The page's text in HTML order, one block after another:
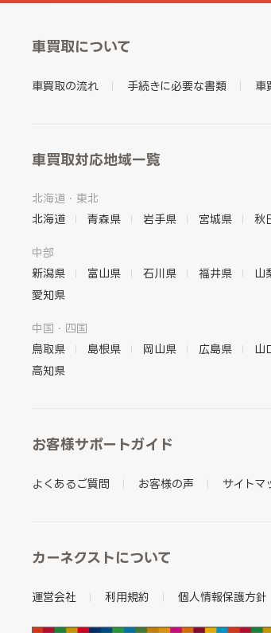
車買取について
車買取の流れ 手続きに必要な書類 車
車買取対応地域一覧
北海道・東北
北海道
青森県 岩手県 宮城県 秋
中部
新潟県
富山県 石川県 福井県 山
愛知県
中国・四国
鳥取県
島根県 岡山県 広島県 山
高知県
お客様サポートガイド
よくあるご質問 お客様の声 サイトマ
カーネクストについて
運営会社 利用規約 個人情報保護方針